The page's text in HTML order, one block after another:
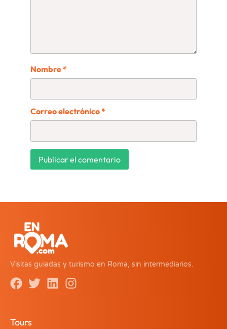
Nombre*
Correo electrónico*
Visitas guiadas y turismo en Roma, sin intermediarios.
Tours